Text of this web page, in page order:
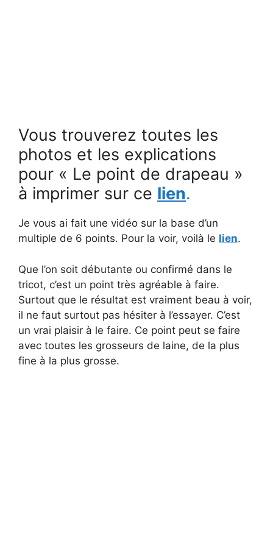
Vous trouverez toutes les
photos et les explications
pour « Le point de drapeau »
à imprimer sur ce lien.
Je vous ai fait une vidéo sur la base d’un
multiple de 6 points. Pour la voir, voilà le lien.
Que l’on soit débutante ou confirmé dans le
tricot, c’est un point très agréable à faire.
Surtout que le résultat est vraiment beau à voir,
il ne faut surtout pas hésiter à l’essayer. C’est
un vrai plaisir à le faire. Ce point peut se faire
avec toutes les grosseurs de laine, de la plus
fine à la plus grosse.